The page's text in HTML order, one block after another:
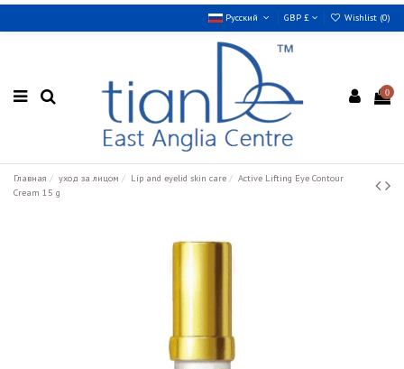
Русский GBP £ Wishlist (0)
0
Главная уход за лицом Lip and eyelid skin care
Active Lifting Eye Contour
Cream 15 g